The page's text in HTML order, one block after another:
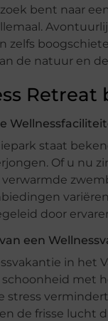
bent naar
zelfs
de natuur en
Retreat
staat
Of u nu
door
een
in het
met
stress
de frisse lucht